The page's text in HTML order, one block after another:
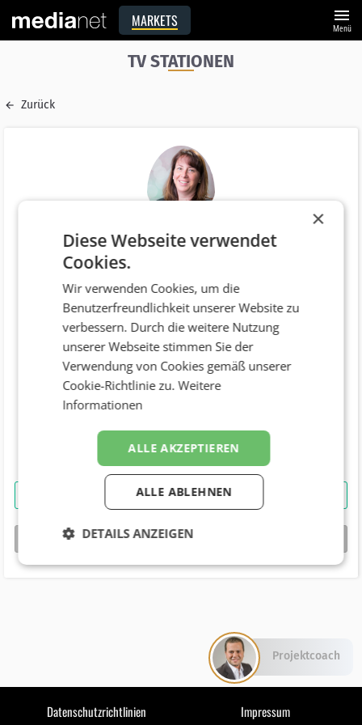
MARKETS menu
Menü
TV STATIONEN
Zurück
Name
E-Mail
office@tiroltv.at
Funktion
Geschäftsführer
Telefonnummer
Marlies Witschkontaktieren
bizbook-Profil vonMarlies Witsch
Datenschutzrichtlinien Impressum
×
Diese Webseite verwendet
Cookies.
Wir verwenden Cookies, um die
Benutzerfreundlichkeit unserer Website zu
verbessern. Durch die weitere Nutzung
unserer Webseite stimmen Sie der
Verwendung von Cookies gemäß unserer
Cookie-Richtlinie zu.Weitere
Informationen
ALLE AKZEPTIEREN
ALLE ABLEHNEN
DETAILS ANZEIGEN
Projektcoach